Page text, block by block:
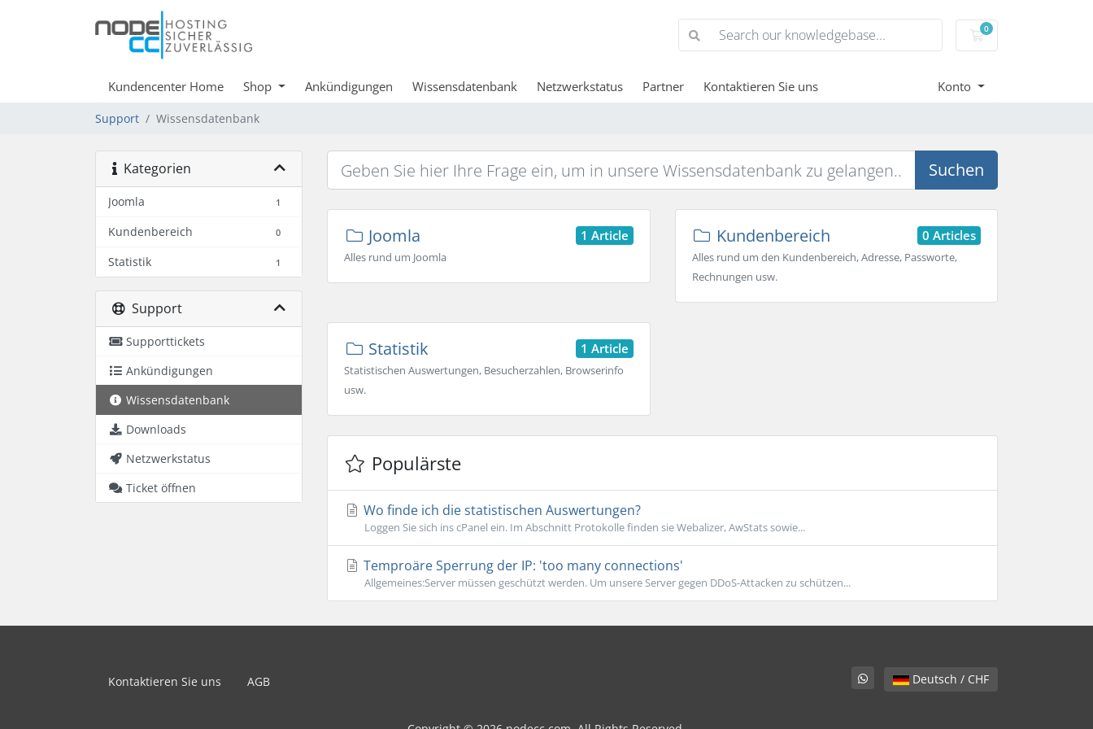
0
Mein Warenkorb
Kundencenter Home Shop Ankündigungen Wissensdatenbank Netzwerkstatus Partner Kontaktieren Sie uns Konto
Support Wissensdatenbank
Kategorien
Joomla 1
Kundenbereich 0
Statistik 1
Support
Supporttickets
Ankündigungen
Wissensdatenbank
Downloads
Netzwerkstatus
Ticket öffnen
Suchen
1 Article
Joomla
Alles rund um Joomla
0 Articles
Kundenbereich
Alles rund um den Kundenbereich, Adresse, Passworte,
Rechnungen usw.
1 Article
Statistik
Statistischen Auswertungen, Besucherzahlen, Browserinfo
usw.
Populärste
Wo finde ich die statistischen Auswertungen?
Loggen Sie sich ins cPanel ein. Im Abschnitt Protokolle finden sie Webalizer, AwStats sowie...
Temproäre Sperrung der IP: 'too many connections'
Allgemeines:Server müssen geschützt werden. Um unsere Server gegen DDoS-Attacken zu schützen...
Deutsch / CHF
Kontaktieren Sie uns AGB